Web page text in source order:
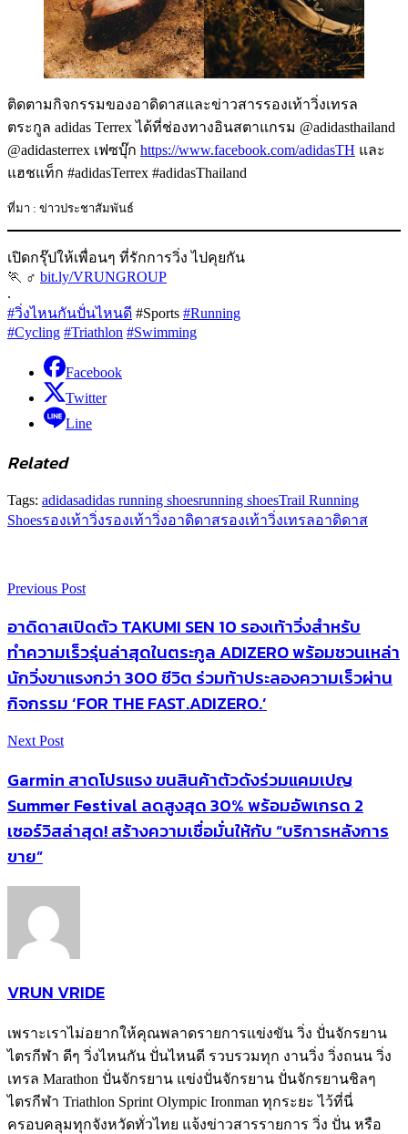
ติดตามกิจกรรมของอาดิดาสและข่าวสารรองเท้าวิ่งเทรล
ตระกูล adidas Terrex ได้ที่ช่องทางอินสตาแกรม @adidasthailand
@adidasterrex เฟซบุ๊ก https://www.facebook.com/adidasTH และ
แฮชแท็ก #adidasTerrex #adidasThailand
ที่มา : ข่าวประชาสัมพันธ์
เปิดกรุ๊ปให้เพื่อนๆ ที่รักการวิ่ง ไปคุยกัน
🏃 ‍♂ bit.ly/VRUNGROUP
.
#วิ่งไหนกันปั่นไหนดี #Sports #Running
#Cycling #Triathlon #Swimming
Facebook
Twitter
Line
Related
Tags: adidasadidas running shoesrunning shoesTrail Running
Shoesรองเท้าวิ่งรองเท้าวิ่งอาดิดาสรองเท้าวิ่งเทรลอาดิดาส
Previous Post
อาดิดาสเปิดตัว TAKUMI SEN 10 รองเท้าวิ่งสำหรับ
ทำความเร็วรุ่นล่าสุดในตระกูล ADIZERO พร้อมชวนเหล่า
นักวิ่งขาแรงกว่า 300 ชีวิต ร่วมท้าประลองความเร็วผ่าน
กิจกรรม ‘FOR THE FAST.ADIZERO.’
Next Post
Garmin สาดโปรแรง ขนสินค้าตัวดังร่วมแคมเปญ
Summer Festival ลดสูงสุด 30% พร้อมอัพเกรด 2
เซอร์วิสล่าสุด! สร้างความเชื่อมั่นให้กับ “บริการหลังการ
ขาย”
VRUN VRIDE
เพราะเราไม่อยากให้คุณพลาดรายการแข่งขัน วิ่ง ปั่นจักรยาน
ไตรกีฬา ดีๆ วิ่งไหนกัน ปั่นไหนดี รวบรวมทุก งานวิ่ง วิ่งถนน วิ่ง
เทรล Marathon ปั่นจักรยาน แข่งปั่นจักรยาน ปั่นจักรยานชิลๆ
ไตรกีฬา Triathlon Sprint Olympic Ironman ทุกระยะ ไว้ที่นี่
ครอบคลุมทุกจังหวัดทั่วไทย แจ้งข่าวสารรายการ วิ่ง ปั่น หรือ